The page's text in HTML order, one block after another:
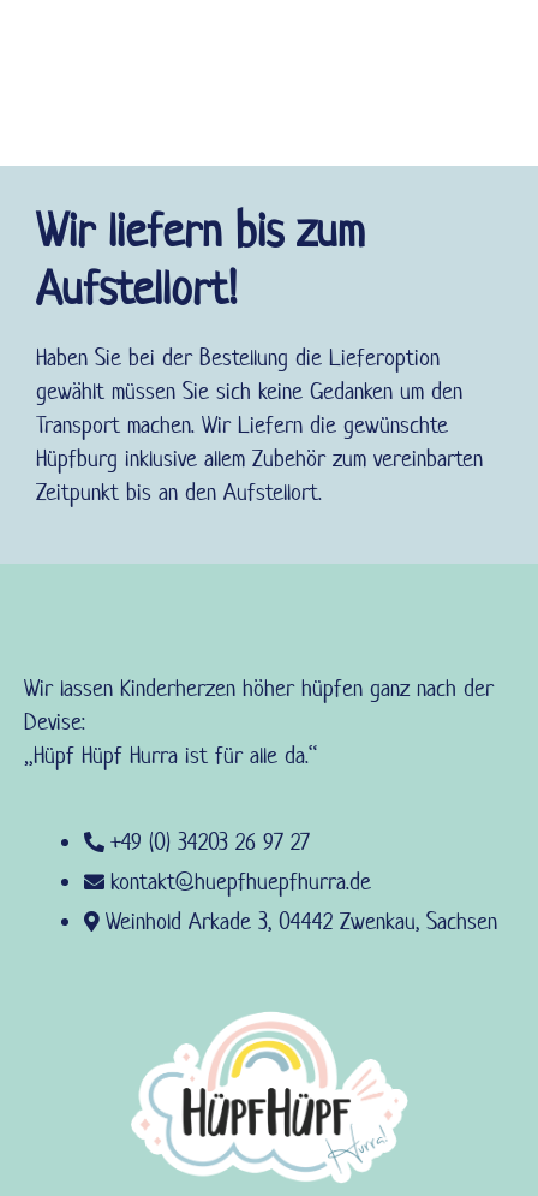
Wir liefern bis zum
Aufstellort!
Haben Sie bei der Bestellung die Lieferoption
gewählt müssen Sie sich keine Gedanken um den
Transport machen. Wir Liefern die gewünschte
Hüpfburg inklusive allem Zubehör zum vereinbarten
Zeitpunkt bis an den Aufstellort.
Wir lassen Kinderherzen höher hüpfen ganz nach der
Devise:
„Hüpf Hüpf Hurra ist für alle da.“
+49 (0) 34203 26 97 27
kontakt@huepfhuepfhurra.de
Weinhold Arkade 3, 04442 Zwenkau, Sachsen